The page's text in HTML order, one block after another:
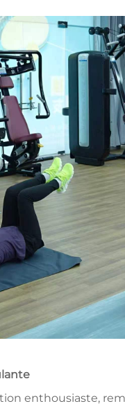
enthousiaste,